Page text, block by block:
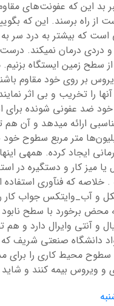
بد این که عفونت‌های
از راه برسند. این که
است که بیشتر به درد سر
و دردی درمان نمیکند.
۴۰۰ کیلومتر بالاتر از سطح زمین
بر روی خود مقاوم
را تخریب و بی اثر
ضد عفونی شونده برای
ارائه میدهد و آن هم
متر مربع سطوح
ایجاد کرده. همه‏ی
یا میز کار و دستگیره در
که فنآوری استفاده
و آب_وایتکس جواب
محض برخورد با سطح
و آنتی وایرال دارد و
دانشگاه صنعتی شریف
بیمه کنند و شاید